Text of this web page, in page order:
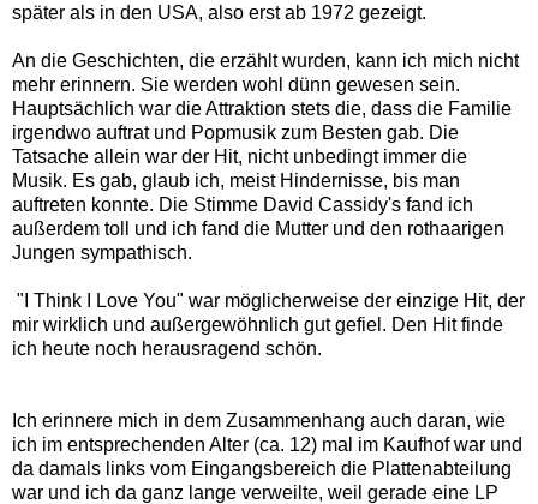
später als in den USA, also erst ab 1972 gezeigt.
An die Geschichten, die erzählt wurden, kann ich mich nicht
mehr erinnern. Sie werden wohl dünn gewesen sein.
Hauptsächlich war die Attraktion stets die, dass die Familie
irgendwo auftrat und Popmusik zum Besten gab. Die
Tatsache allein war der Hit, nicht unbedingt immer die
Musik. Es gab, glaub ich, meist Hindernisse, bis man
auftreten konnte. Die Stimme David Cassidy's fand ich
außerdem toll und ich fand die Mutter und den rothaarigen
Jungen sympathisch.
"I Think I Love You" war möglicherweise der einzige Hit, der
mir wirklich und außergewöhnlich gut gefiel. Den Hit finde
ich heute noch herausragend schön.
Ich erinnere mich in dem Zusammenhang auch daran, wie
ich im entsprechenden Alter (ca. 12) mal im Kaufhof war und
da damals links vom Eingangsbereich die Plattenabteilung
war und ich da ganz lange verweilte, weil gerade eine LP